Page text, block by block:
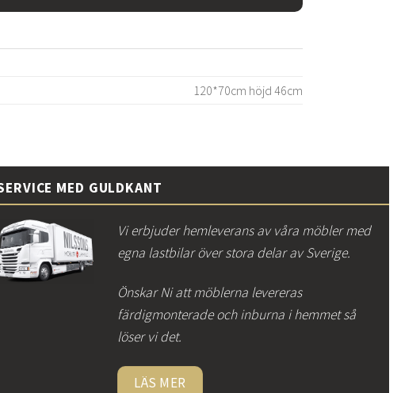
120*70cm höjd 46cm
MED GULDKANT
Vi erbjuder hemleverans av våra möbler med
egna lastbilar över stora delar av Sverige.
Önskar Ni att möblerna levereras
färdigmonterade och inburna i hemmet så
löser vi det.
LÄS MER